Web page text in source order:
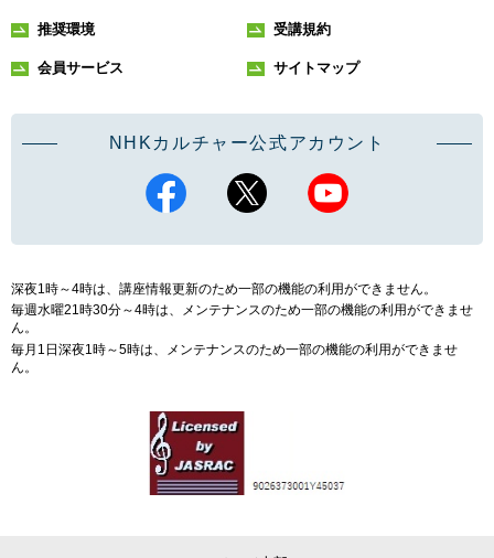
推奨環境 受講規約
会員サービス サイトマップ
NHKカルチャー公式アカウント
深夜1時～4時は、講座情報更新のため一部の機能の利用ができません。
毎週水曜21時30分～4時は、メンテナンスのため一部の機能の利用ができませ
ん。
毎月1日深夜1時～5時は、メンテナンスのため一部の機能の利用ができませ
ん。